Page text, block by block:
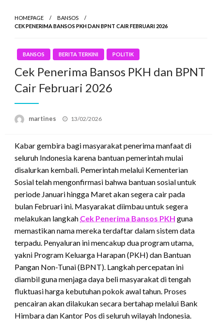
HOMEPAGE
BANSOS
CEK PENERIMA BANSOS PKH DAN BPNT CAIR FEBRUARI 2026
BANSOS BERITA TERKINI POLITIK
Cek Penerima Bansos PKH dan BPNT
Cair Februari 2026
martines
Posted
13/02/2026
Kabar gembira bagi masyarakat penerima manfaat di
seluruh Indonesia karena bantuan pemerintah mulai
disalurkan kembali. Pemerintah melalui Kementerian
Sosial telah mengonfirmasi bahwa bantuan sosial untuk
periode Januari hingga Maret akan segera cair pada
bulan Februari ini. Masyarakat diimbau untuk segera
melakukan langkah Cek Penerima Bansos PKH guna
memastikan nama mereka terdaftar dalam sistem data
terpadu. Penyaluran ini mencakup dua program utama,
yakni Program Keluarga Harapan (PKH) dan Bantuan
Pangan Non-Tunai (BPNT). Langkah percepatan ini
diambil guna menjaga daya beli masyarakat di tengah
fluktuasi harga kebutuhan pokok awal tahun. Proses
pencairan akan dilakukan secara bertahap melalui Bank
Himbara dan Kantor Pos di seluruh wilayah Indonesia.